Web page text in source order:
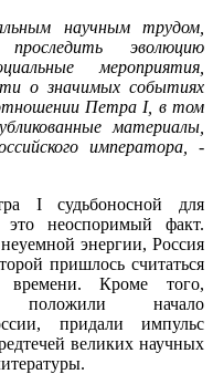
научным трудом,
эволюцию
мероприятия,
о значимых событиях
Петра I, в том
материалы,
императора, -
I судьбоносной для
неоспоримый факт.
энергии, Россия
пришлось считаться
Кроме того,
положили начало
придали импульс
великих научных